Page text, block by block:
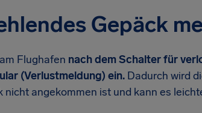
Gepäck
Flughafen nach dem Schalter für
(Verlustmeldung) ein. Dadurch wird
angekommen ist und kann es